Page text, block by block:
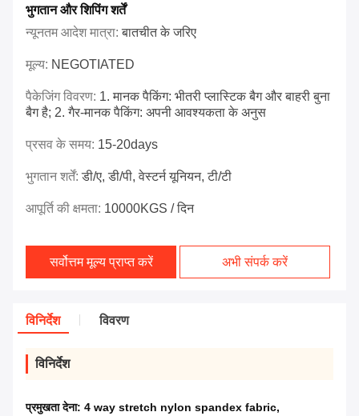
भुगतान और शिपिंग शर्तें
न्यूनतम आदेश मात्रा:बातचीत के जरिए
मूल्य: NEGOTIATED
पैकेजिंग विवरण: 1. मानक पैकिंग: भीतरी प्लास्टिक बैग और बाहरी बुना
बैग है; 2. गैर-मानक पैकिंग: अपनी आवश्यकता के अनुस
प्रसव के समय: 15-20days
भुगतान शर्तें:डी/ए, डी/पी, वेस्टर्न यूनियन, टी/टी
आपूर्ति की क्षमता: 10000KGS / दिन
सर्वोत्तम मूल्य प्राप्त करें अभी संपर्क करें
विनिर्देश विवरण
विनिर्देश
प्रमुखता देना: 4 way stretch nylon spandex fabric,